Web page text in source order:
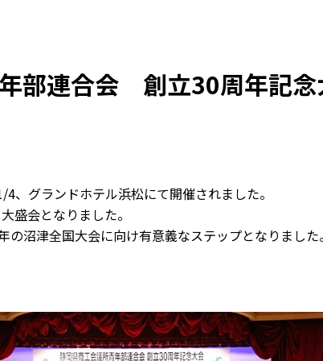
部連合会 創立30周年記念
、グランドホテル浜松にて開催されました。
盛会となりました。
の沼津全国大会に向け有意義なステップとなりました